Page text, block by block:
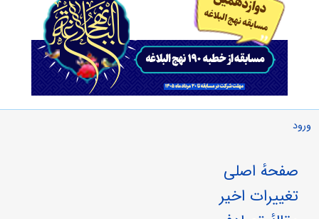
ورود
صفحهٔ اصلی
تغییرات اخیر